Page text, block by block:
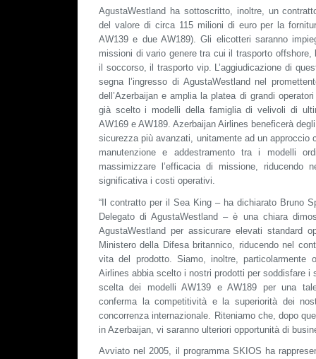
AgustaWestland ha sottoscritto, inoltre, un
del valore di circa 115 milioni di euro per la
AW139 e due AW189). Gli elicotteri saranno
missioni di vario genere tra cui il trasporto offshore,
il soccorso, il trasporto vip. L’aggiudicazione di
segna l’ingresso di AgustaWestland nel
dell’Azerbaijan e amplia la platea di grandi
già scelto i modelli della famiglia di velivoli di
AW169 e AW189. Azerbaijan Airlines beneficerà
sicurezza più avanzati, unitamente ad un approccio
manutenzione e addestramento tra i modelli
massimizzare l’efficacia di missione, riducendo
significativa i costi operativi.
“Il contratto per il Sea King – ha dichiarato Bruno
Delegato di AgustaWestland – è una chiara
AgustaWestland per assicurare elevati standard
Ministero della Difesa britannico, riducendo nel
vita del prodotto. Siamo, inoltre, particolarmente
Airlines abbia scelto i nostri prodotti per soddisfare i
scelta dei modelli AW139 e AW189 per una
conferma la competitività e la superiorità dei
concorrenza internazionale. Riteniamo che, dopo
in Azerbaijan, vi saranno ulteriori opportunità di
Avviato nel 2005, il programma SKIOS ha